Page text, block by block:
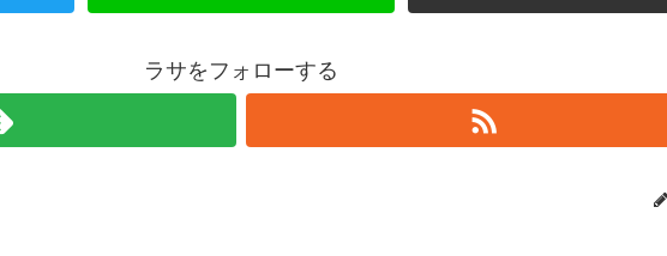
ラサをフォローする